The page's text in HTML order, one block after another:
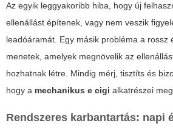
Az egyik leggyakoribb hiba, hogy új
ellenállást építenek, vagy nem veszik
leadóáramát. Egy másik probléma a rossz
menetek, amelyek megnövelik az
hozhatnak létre. Mindig mérj, tisztíts és
hogy a mechanikus e cigi alkatrészei
Rendszeres karbantartás: napi